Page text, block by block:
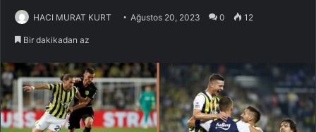
HACI MURAT KURT Ağustos 20, 2023 0 12
Bir dakikadan az